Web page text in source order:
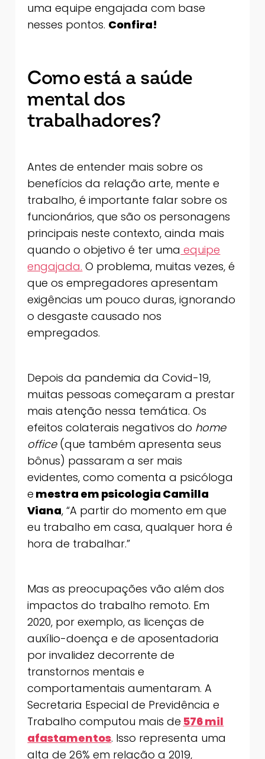
uma equipe engajada com base
nesses pontos. Confira!
Como está a saúde
mental dos
trabalhadores?
Antes de entender mais sobre os
benefícios da relação arte, mente e
trabalho, é importante falar sobre os
funcionários, que são os personagens
principais neste contexto, ainda mais
quando o objetivo é ter uma equipe
engajada. O problema, muitas vezes, é
que os empregadores apresentam
exigências um pouco duras, ignorando
o desgaste causado nos
empregados.
Depois da pandemia da Covid-19,
muitas pessoas começaram a prestar
mais atenção nessa temática. Os
efeitos colaterais negativos do home
office (que também apresenta seus
bônus) passaram a ser mais
evidentes, como comenta a psicóloga
e mestra em psicologia Camilla
Viana, “A partir do momento em que
eu trabalho em casa, qualquer hora é
hora de trabalhar.”
Mas as preocupações vão além dos
impactos do trabalho remoto. Em
2020, por exemplo, as licenças de
auxílio-doença e de aposentadoria
por invalidez decorrente de
transtornos mentais e
comportamentais aumentaram. A
Secretaria Especial de Previdência e
Trabalho computou mais de 576 mil
afastamentos. Isso representa uma
alta de 26% em relação a 2019,